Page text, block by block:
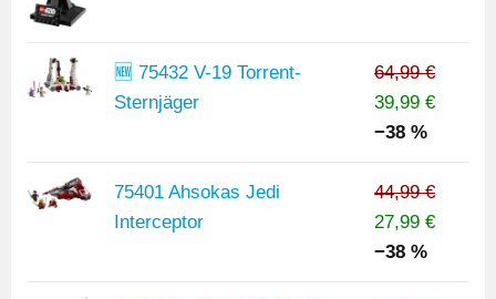
🆕 75432 V-19 Torrent-
Sternjäger
64,99 €
39,99 €
−38 %
75401 Ahsokas Jedi
Interceptor
44,99 €
27,99 €
−38 %